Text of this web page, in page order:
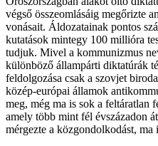
végső összeomlásáig megőrizte
vonásait. Áldozatainak pontos
kutatások mintegy 100 millióra
tudjuk. Mivel a kommunizmus
különböző állampárti diktatúrák
feldolgozása csak a szovjet
közép-európai államok
meg, még ma is sok a feltáratlan
amely több mint fél évszázadon
mérgezte a közgondolkodást, ma